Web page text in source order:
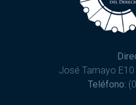
José Tamayo
Teléfono: